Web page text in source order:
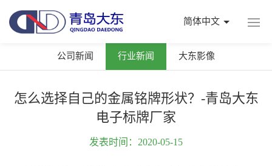
简体中文
公司新闻 行业新闻 大东影像
怎么选择自己的金属铭牌形状？-青岛大东
电子标牌厂家
发表时间：2020-05-15